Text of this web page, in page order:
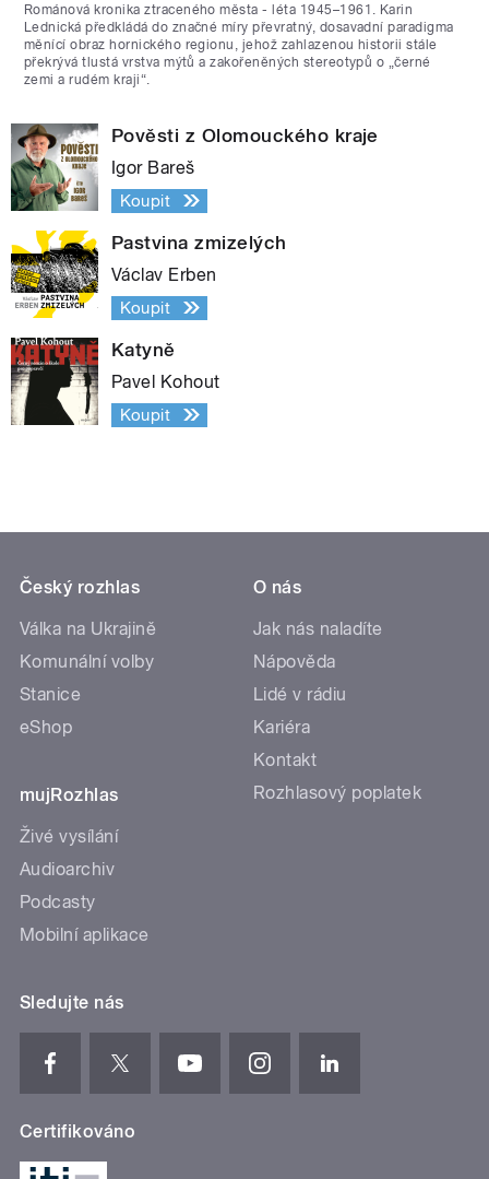
Románová kronika ztraceného města - léta 1945–1961. Karin
Lednická předkládá do značné míry převratný, dosavadní paradigma
měnící obraz hornického regionu, jehož zahlazenou historii stále
překrývá tlustá vrstva mýtů a zakořeněných stereotypů o „černé
zemi a rudém kraji“.
Pověsti z Olomouckého kraje
Igor Bareš
Koupit
Pastvina zmizelých
Václav Erben
Koupit
Katyně
Pavel Kohout
Koupit
Český rozhlas
Válka na Ukrajině
Komunální volby
Stanice
eShop
mujRozhlas
Živé vysílání
Audioarchiv
Podcasty
Mobilní aplikace
O nás
Jak nás naladíte
Nápověda
Lidé v rádiu
Kariéra
Kontakt
Rozhlasový poplatek
Sledujte nás
Certifikováno